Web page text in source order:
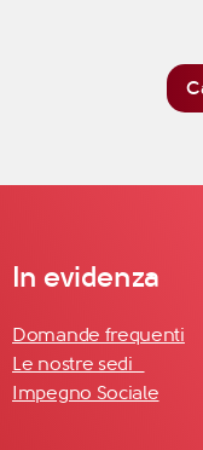
In evidenza
Domande frequenti
Le nostre sedi
Impegno Sociale